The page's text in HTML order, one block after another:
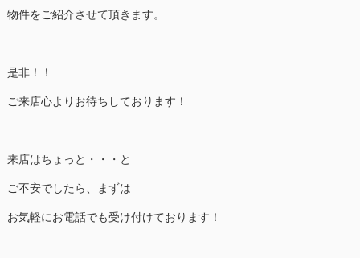
物件をご紹介させて頂きます。
是非！！
ご来店心よりお待ちしております！
来店はちょっと・・・と
ご不安でしたら、まずは
お気軽にお電話でも受け付けております！